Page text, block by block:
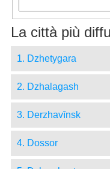
La città più
1. Dzhetygara
2. Dzhalagash
3. Derzhavīnsk
4. Dossor